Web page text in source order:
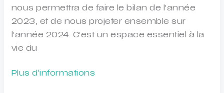
nous permettra de faire le bilan de l’année
2023, et de nous projeter ensemble sur
l’année 2024. C’est un espace essentiel à la
vie du
ASSEMBLEE
Plus d'informations